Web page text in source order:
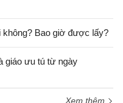
không? Bao giờ được lấy?
giáo ưu tú từ ngày
Xem thêm